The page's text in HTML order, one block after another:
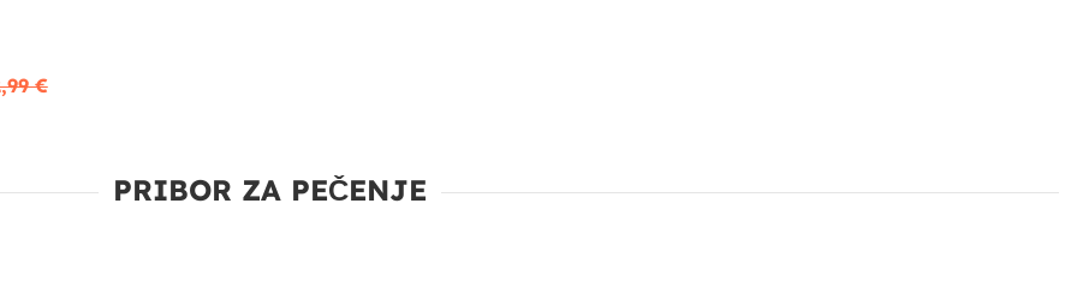
€
PRIBOR ZA PEČENJE